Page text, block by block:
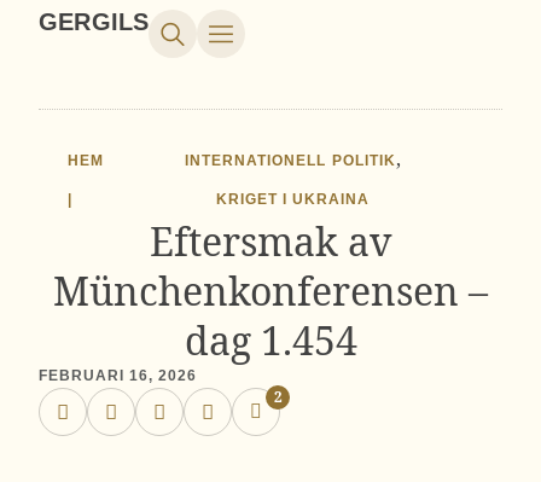
GERGILS
HEM INTERNATIONELL POLITIK,
KRIGET I UKRAINA
Eftersmak av
Münchenkonferensen –
dag 1.454
FEBRUARI 16, 2026
2